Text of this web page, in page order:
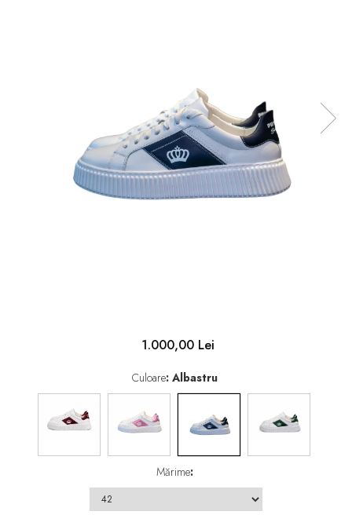
1.000,00 Lei
Culoare: Albastru
Mărime: